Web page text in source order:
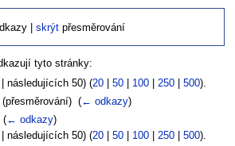
|skrýt přesměrování
tyto stránky:
následujících 50) (20| 50| 100| 250| 500).
(přesměrování) ‎ (← odkazy)
‎(← odkazy)
následujících 50) (20| 50| 100| 250| 500).